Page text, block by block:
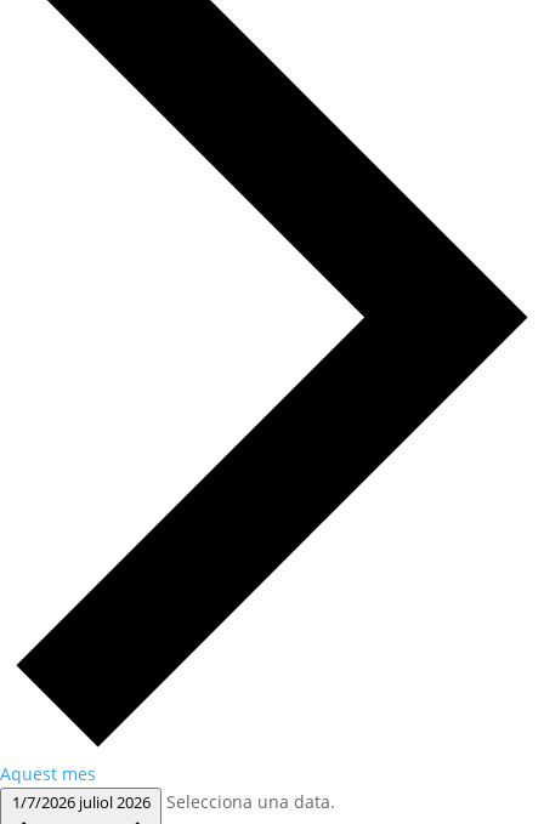
Aquest mes
1/7/2026 juliol 2026 Selecciona una data.